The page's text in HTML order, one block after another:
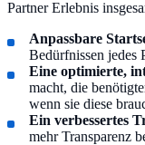
Partner Erlebnis
Anpassbare
Bedürfnissen jedes
Eine optimierte,
macht, die
wenn sie diese
Ein verbessertes
mehr Transparenz